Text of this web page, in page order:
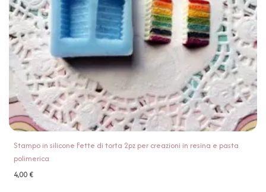
Stampo in silicone Fette di torta 2pz per creazioni in resina e pasta
polimerica
4,00€